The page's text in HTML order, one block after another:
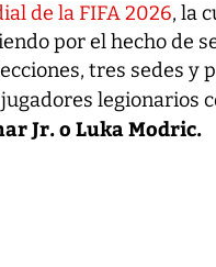
de la FIFA 2026, la
por el hecho de
tres sedes y
legionarios
Jr. o Luka Modric.